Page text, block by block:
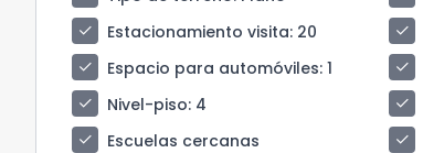
check
Estacionamiento visita: 20 check
check
Espacio para automóviles: 1 check
check
Nivel-piso: 4 check
check
Escuelas cercanas check